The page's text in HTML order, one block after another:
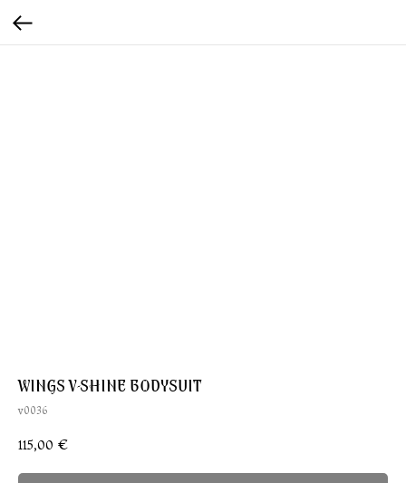
WINGS V-SHINE BODYSUIT
v0036
115,00 €